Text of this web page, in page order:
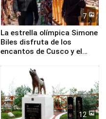
7
La estrella olímpica Simone
Biles disfruta de los
encantos de Cusco y el
12